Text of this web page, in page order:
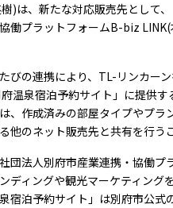
)は、新たな対応販売先として
働プラットフォームB-biz
びの連携により、TL-リンカー
温泉宿泊予約サイト」に提供
、作成済みの部屋タイプやプラ
他のネット販売先と共有を行う
団法人別府市産業連携・協働
ディングや観光マーケティング
宿泊予約サイト」は別府市公式